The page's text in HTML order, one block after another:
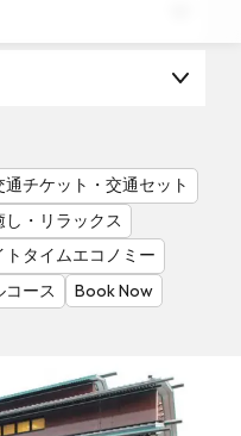
通チケット・交通セット
し・リラックス
トタイムエコノミー
コース Book Now